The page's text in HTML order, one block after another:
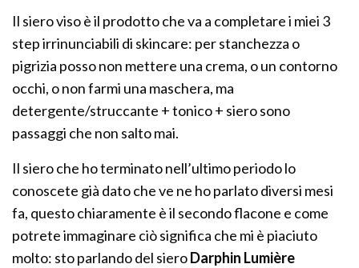
Il siero viso è il prodotto che va a completare i miei 3
step irrinunciabili di skincare: per stanchezza o
pigrizia posso non mettere una crema, o un contorno
occhi, o non farmi una maschera, ma
detergente/struccante + tonico + siero sono
passaggi che non salto mai.
Il siero che ho terminato nell’ultimo periodo lo
conoscete già dato che ve ne ho parlato diversi mesi
fa, questo chiaramente è il secondo flacone e come
potrete immaginare ciò significa che mi è piaciuto
molto: sto parlando del sieroDarphin Lumière